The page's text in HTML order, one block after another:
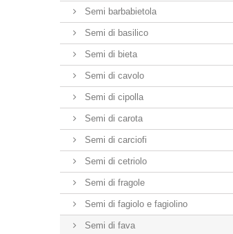
Semi barbabietola
Semi di basilico
Semi di bieta
Semi di cavolo
Semi di cipolla
Semi di carota
Semi di carciofi
Semi di cetriolo
Semi di fragole
Semi di fagiolo e fagiolino
Semi di fava